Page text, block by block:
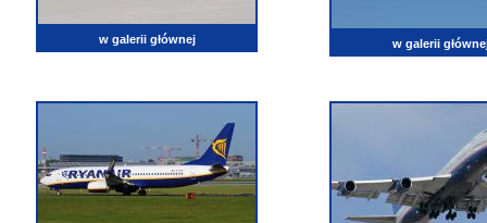
w galerii głównej w galerii